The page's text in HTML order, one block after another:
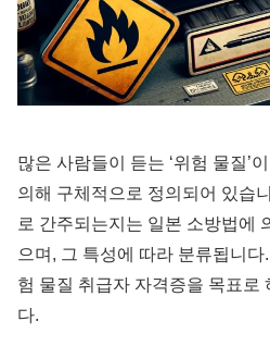
많은 사람들이 듣는 ‘위험 물질’
의해 구체적으로 정의되어 있습
로 간주되는지는 일본 소방법에
으며, 그 특성에 따라 분류됩니다
험 물질 취급자 자격증을 목표로
다.